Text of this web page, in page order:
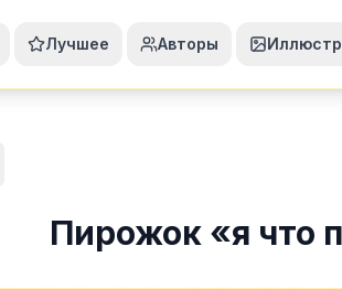
Лучшее Авторы
Пирожок «я что